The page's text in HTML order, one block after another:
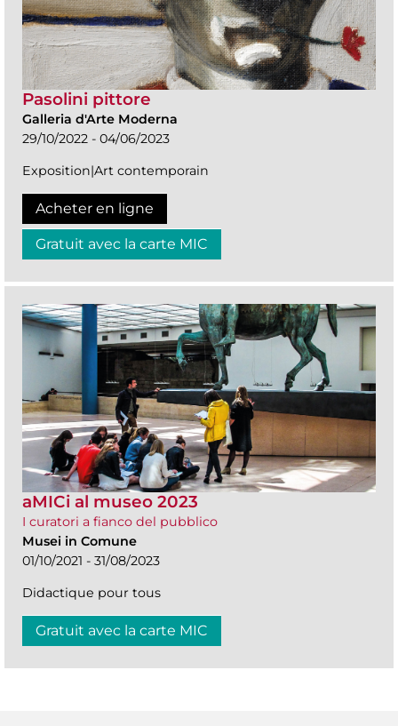
Pasolini pittore
Galleria d'Arte Moderna
29/10/2022 - 04/06/2023
Exposition|Art contemporain
Acheter en ligne
Gratuit avec la carte MIC
aMICi al museo 2023
I curatori a fianco del pubblico
Musei in Comune
01/10/2021 - 31/08/2023
Didactique pour tous
Gratuit avec la carte MIC